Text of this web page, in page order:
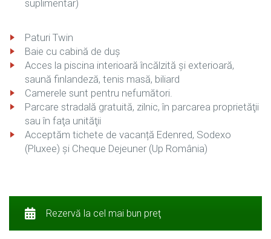
suplimentar)
Paturi Twin
Baie cu cabină de duș
Acces la piscina interioară încălzită şi exterioară,
saună finlandeză, tenis masă, biliard
Camerele sunt pentru nefumători.
Parcare stradală gratuită, zilnic, în parcarea proprietăţii
sau în faţa unităţii
Acceptăm tichete de vacanță Edenred, Sodexo
(Pluxee) și Cheque Dejeuner (Up România)
Rezervă la cel mai bun preţ